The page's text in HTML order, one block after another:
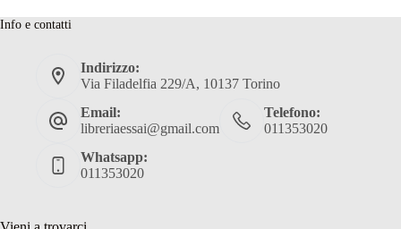
Info e contatti
Indirizzo:
Via Filadelfia 229/A, 10137 Torino
Email:
libreriaessai@gmail.com
Telefono:
011353020
Whatsapp:
011353020